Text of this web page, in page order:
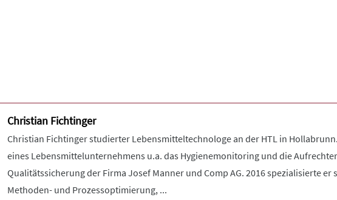
Christian Fichtinger
Christian Fichtinger studierter Lebensmitteltechnologe an der HTL in
eines Lebensmittelunternehmens u.a. das Hygienemonitoring und die
Qualitätssicherung der Firma Josef Manner und Comp AG. 2016 spezialisierte
Methoden- und Prozessoptimierung, ...